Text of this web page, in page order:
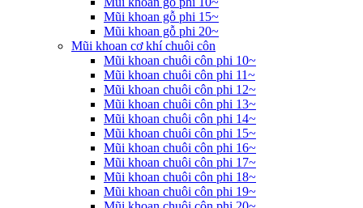
Mũi khoan gỗ phi 15~
Mũi khoan gỗ phi 20~
Mũi khoan cơ khí chuôi côn
Mũi khoan chuôi côn phi 10~
Mũi khoan chuôi côn phi 11~
Mũi khoan chuôi côn phi 12~
Mũi khoan chuôi côn phi 13~
Mũi khoan chuôi côn phi 14~
Mũi khoan chuôi côn phi 15~
Mũi khoan chuôi côn phi 16~
Mũi khoan chuôi côn phi 17~
Mũi khoan chuôi côn phi 18~
Mũi khoan chuôi côn phi 19~